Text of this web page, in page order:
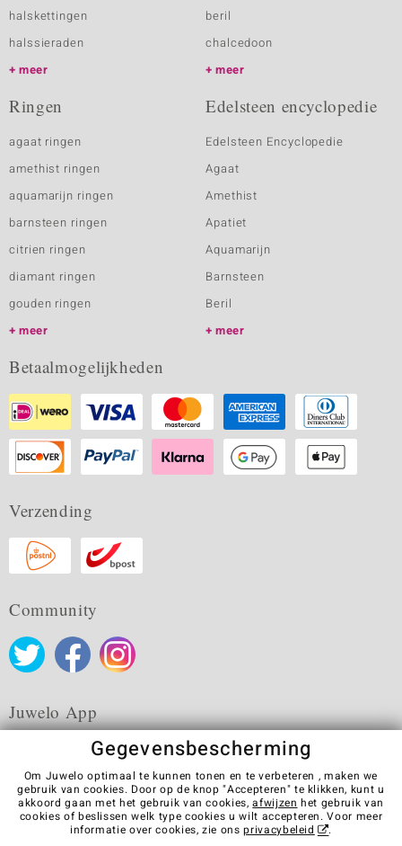
halskettingen
halssieraden
meer
beril
chalcedoon
meer
Ringen
agaat ringen
amethist ringen
aquamarijn ringen
barnsteen ringen
citrien ringen
diamant ringen
gouden ringen
meer
Edelsteen encyclopedie
Edelsteen Encyclopedie
Agaat
Amethist
Apatiet
Aquamarijn
Barnsteen
Beril
meer
Betaalmogelijkheden
Verzending
Community
Juwelo App
Algemene verkoopvoorwaarden Privacybeleid
Cookies
Colofon
Contact Contract herroepen
Gegevensbescherming
Om Juwelo optimaal te kunnen tonen en te verbeteren , maken we
gebruik van cookies. Door op de knop "Accepteren" te klikken, kunt u
akkoord gaan met het gebruik van cookies,afwijzen het gebruik van
cookies of beslissen welk type cookies u wilt accepteren. Voor meer
informatie over cookies, zie onsprivacybeleid .